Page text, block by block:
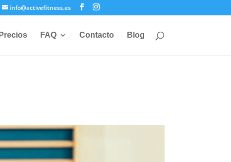
info@activefitness.es
Precios FAQ Contacto Blog